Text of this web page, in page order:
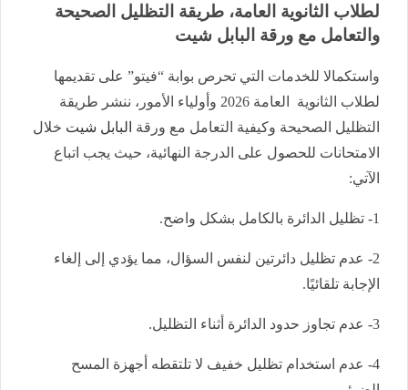
لطلاب الثانوية العامة، طريقة التظليل الصحيحة
والتعامل مع ورقة البابل شيت
واستكمالا للخدمات التي تحرص بوابة “فيتو” على تقديمها
لطلاب الثانوية العامة 2026 وأولياء الأمور، ننشر طريقة
التظليل الصحيحة وكيفية التعامل مع ورقة البابل شيت خلال
الامتحانات للحصول على الدرجة النهائية، حيث يجب اتباع
الآتي:
1- تظليل الدائرة بالكامل بشكل واضح.
2- عدم تظليل دائرتين لنفس السؤال، مما يؤدي إلى إلغاء
الإجابة تلقائيًا.
3- عدم تجاوز حدود الدائرة أثناء التظليل.
4- عدم استخدام تظليل خفيف لا تلتقطه أجهزة المسح